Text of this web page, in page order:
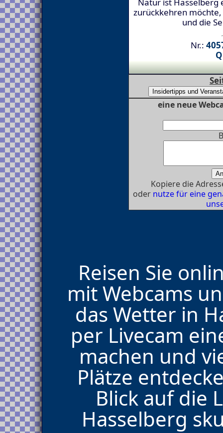
zurückkehren
und die
Nr.:
eine neue
Kopiere die
oder nutze für eine
Reisen Sie
mit Webcams
das Wetter in
per Livecam
machen und
Plätze
Blick auf die
Hasselberg